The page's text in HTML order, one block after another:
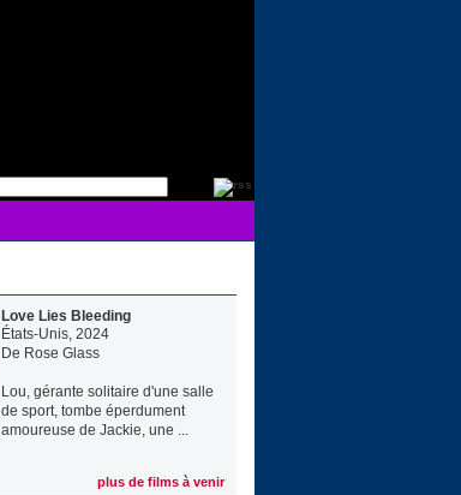
Love Lies Bleeding
États-Unis, 2024
De Rose Glass
Lou, gérante solitaire d'une salle
de sport, tombe éperdument
amoureuse de Jackie, une ...
plus de films à venir